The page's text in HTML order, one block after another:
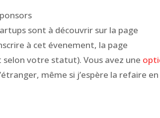
sont à découvrir sur la page
à cet évenement, la page
votre statut). Vous avez une
même si j’espère la refaire en